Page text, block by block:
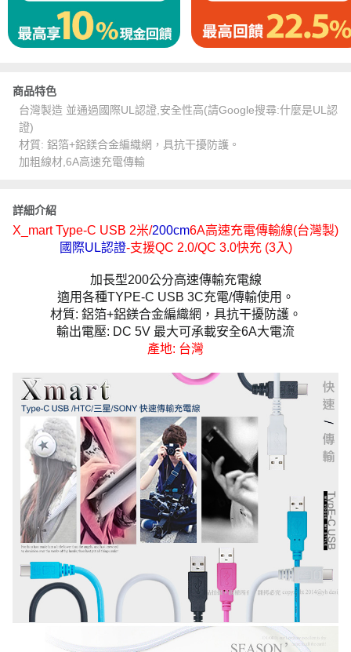
商品特色
台灣製造 並通過國際UL認證,安全性高(請Google搜尋:什麼是UL認
證)
材質: 鋁箔+鋁鎂合金編織網，具抗干擾防護。
加粗線材,6A高速充電傳輸
詳細介紹
X_mart Type-C USB 2米/200cm6A高速充電傳輸線(台灣製)
國際UL認證-支援QC 2.0/QC 3.0快充 (3入)
加長型200公分高速傳輸充電線
適用各種TYPE-C USB 3C充電/傳輸使用。
材質: 鋁箔+鋁鎂合金編織網，具抗干擾防護。
輸出電壓: DC 5V 最大可承載安全6A大電流
產地: 台灣